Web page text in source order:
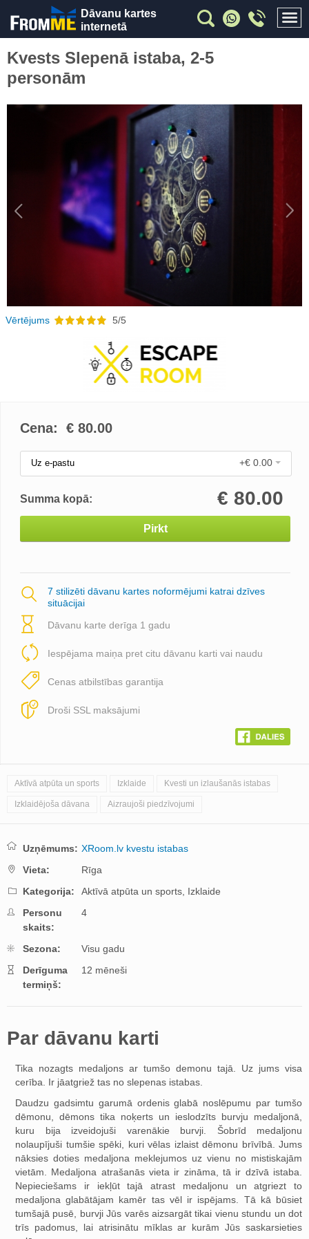
Dāvanu kartes
internetā
Kvests Slepenā istaba, 2-5
personām
Previous
Vērtējums 5/5
Cena: € 80.00
Uz e-pastu +€ 0.00
Summa kopā: € 80.00
Pirkt
7 stilizēti dāvanu kartes noformējumi katrai dzīves
situācijai
Dāvanu karte derīga 1 gadu
Iespējama maiņa pret citu dāvanu karti vai naudu
Cenas atbilstības garantija
Droši SSL maksājumi
Aktīvā atpūta un sports Izklaide Kvesti un izlaušanās istabas
Izklaidējoša dāvana Aizraujoši piedzīvojumi
Uzņēmums: XRoom.lv kvestu istabas
Vieta:
Rīga
Kategorija:
Aktīvā atpūta un sports, Izklaide
Personu
skaits:
4
Sezona:
Visu gadu
Derīguma
termiņš:
12 mēneši
Par dāvanu karti
Tika nozagts medaljons ar tumšo demonu tajā. Uz jums visa
cerība. Ir jāatgriež tas no slepenas istabas.
Daudzu gadsimtu garumā ordenis glabā noslēpumu par tumšo
dēmonu, dēmons tika noķerts un ieslodzīts burvju medaljonā,
kuru bija izveidojuši varenākie burvji. Šobrīd medaljonu
nolaupījuši tumšie spēki, kuri vēlas izlaist dēmonu brīvībā. Jums
nāksies doties medaljona meklejumos uz vienu no mistiskajām
vietām. Medaljona atrašanās vieta ir zināma, tā ir dzīvā istaba.
Nepieciešams ir iekļūt tajā atrast medaljonu un atgriezt to
medaljona glabātājam kamēr tas vēl ir ispējams. Tā kā būsiet
tumšajā pusē, burvji Jūs varēs aizsargāt tikai vienu stundu un dot
trīs padomus, lai atrisinātu mīklas ar kurām Jūs saskarsieties